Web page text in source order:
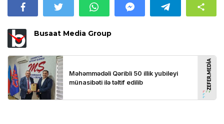
Busaat Media Group